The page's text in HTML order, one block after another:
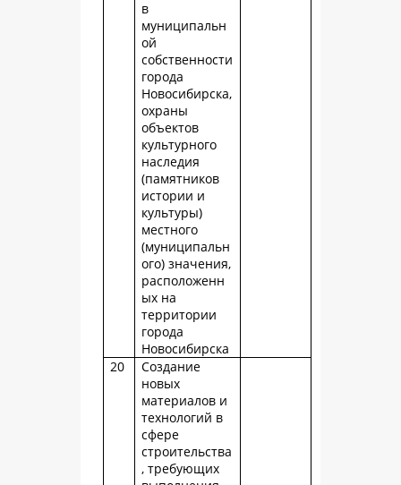
в
муниципальн
ой
собственности
города
Новосибирска,
охраны
объектов
культурного
наследия
(памятников
истории и
культуры)
местного
(муниципальн
ого) значения,
расположенн
ых на
территории
города
Новосибирска
20
Создание
новых
материалов и
технологий в
сфере
строительства
, требующих